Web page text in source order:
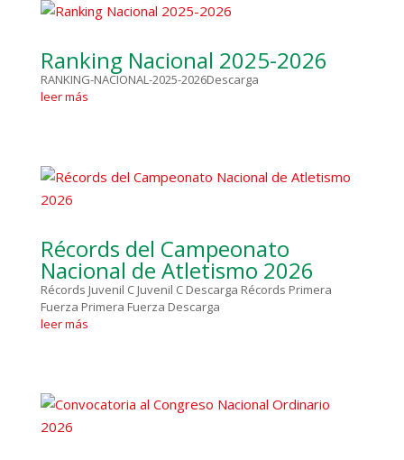
Ranking Nacional 2025-2026
RANKING-NACIONAL-2025-2026Descarga
leer más
Récords del Campeonato
Nacional de Atletismo 2026
Récords Juvenil C Juvenil C Descarga Récords Primera
Fuerza Primera Fuerza Descarga
leer más